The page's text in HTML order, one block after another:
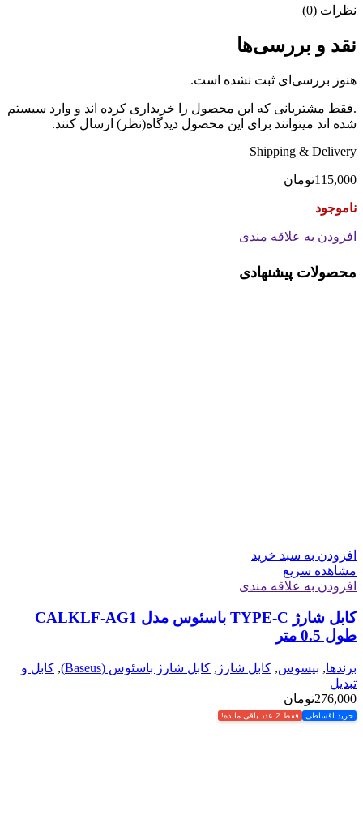
نظرات (0)
نقد و بررسی‌ها
هنوز بررسی‌ای ثبت نشده است.
.فقط مشتریانی که این محصول را خریداری کرده اند و وارد سیستم
شده اند میتوانند برای این محصول دیدگاه(نظر) ارسال کنند.
Shipping & Delivery
115,000تومان
ناموجود
افزودن به علاقه مندی
محصولات پیشنهادی
افزودن به سبد خرید
مشاهده سریع
افزودن به علاقه مندی
کابل شارژ TYPE-C باسئوس مدل CALKLF-AG1
طول 0.5 متر
برندها, بیسوس, کابل شارژ , کابل شارژ باسئوس (Baseus) , کابل و
تبدیل
276,000تومان
خرید اقساطی فقط 2 عدد باقی مانده!